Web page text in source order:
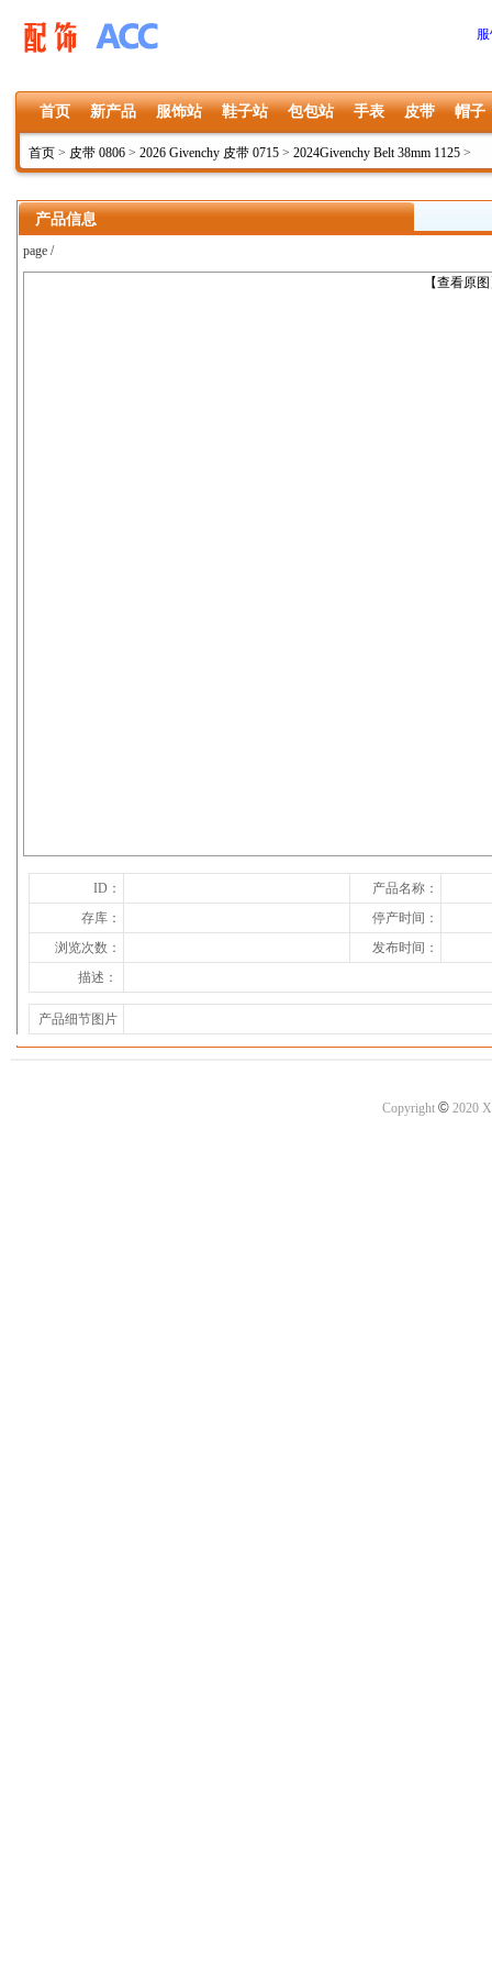
首页 新产品 服饰站 鞋子站 包包站 手表 皮带 帽子
首页 > 皮带 0806 > 2026 Givenchy 皮带 0715 > 2024Givenchy Belt 38mm 1125 >
产品信息
page /
【查看原
上一张
ID：
产品名称：
存库：
停产时间：
浏览次数：
发布时间：
描述：
产品细节图片
Copyright ©2020